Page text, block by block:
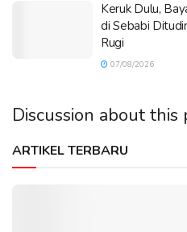
Keruk Dulu,
di Sebabi
Rugi
07/08/2026
Discussion about this
ARTIKEL TERBARU